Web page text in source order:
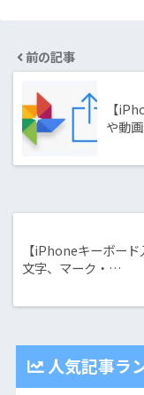
前の記事
【
や動
【iPhoneキーボー
文字、マーク・…
人気記事ラ